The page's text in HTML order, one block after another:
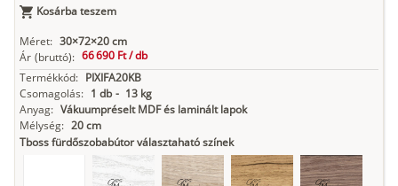
Kosárba teszem
Méret: 30×72×20 cm
Ár (bruttó): 66 690 Ft /db
Termékkód: PIXIFA20KB
Csomagolás: 1 db - 13 kg
Anyag: Vákuumpréselt MDF és laminált lapok
Mélység: 20 cm
Tboss fürdőszobabútor választaható színek